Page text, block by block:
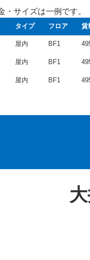
サイズは一例です。
タイプ フロア 賃
屋内 BF1
屋内 BF1
屋内 BF1